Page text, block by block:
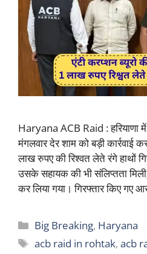
Haryana ACB Raid : हरियाणा
मंगलवार देर शाम को बड़ी कार्रवाई
लाख रुपए की रिश्वत लेते रंगे हाथों
उसके सहायक की भी संलिप्तता
कर लिया गया। गिरफ्तार किए गए
Categories
Big Breaking, Haryana
Tags
acb raid in rohtak,acb